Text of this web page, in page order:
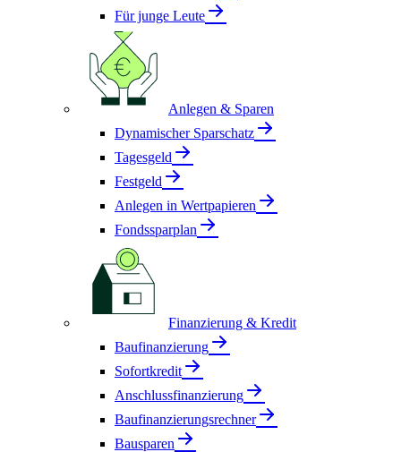
Für junge Leute
Anlegen & Sparen
Dynamischer Sparschatz
Tagesgeld
Festgeld
Anlegen in Wertpapieren
Fondssparplan
Finanzierung & Kredit
Baufinanzierung
Sofortkredit
Anschlussfinanzierung
Baufinanzierungsrechner
Bausparen